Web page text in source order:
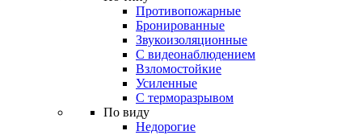
Противопожарные
Бронированные
Звукоизоляционные
С видеонаблюдением
Взломостойкие
Усиленные
С терморазрывом
По виду
Недорогие